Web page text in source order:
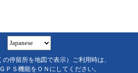
停留所を地図で表示）ご利用時は、
Ｓ機能をＯＮにしてください。